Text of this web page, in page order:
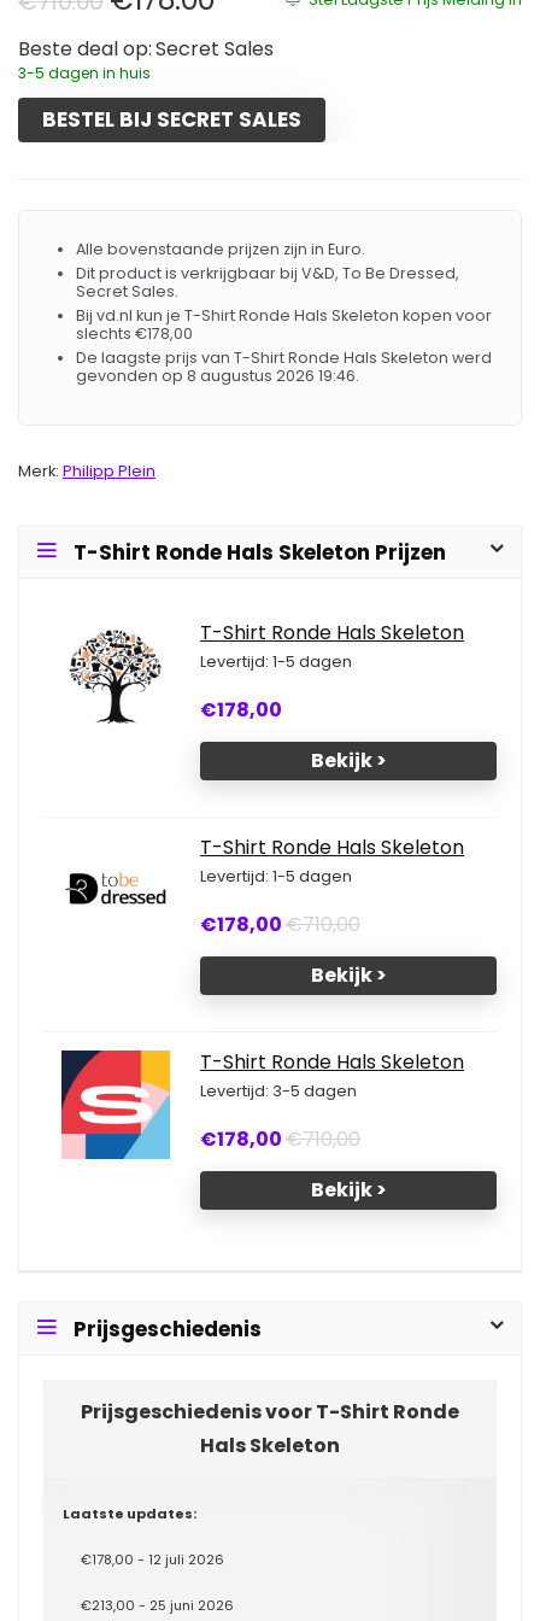
Beste deal op: Secret Sales
3-5 dagen in huis
BESTEL BIJ SECRET SALES
Alle bovenstaande prijzen zijn in Euro.
Dit product is verkrijgbaar bij V&D, To Be Dressed,
Secret Sales.
Bij vd.nl kun je T-Shirt Ronde Hals Skeleton kopen voor
slechts €178,00
De laagste prijs van T-Shirt Ronde Hals Skeleton werd
gevonden op 8 augustus 2026 19:46.
Merk: Philipp Plein
T-Shirt Ronde Hals Skeleton Prijzen
T-Shirt Ronde Hals Skeleton
Levertijd: 1-5 dagen
€178,00
Bekijk >
T-Shirt Ronde Hals Skeleton
Levertijd: 1-5 dagen
€178,00€710,00
Bekijk >
T-Shirt Ronde Hals Skeleton
Levertijd: 3-5 dagen
€178,00€710,00
Bekijk >
Prijsgeschiedenis
Prijsgeschiedenis voor T-Shirt Ronde
Hals Skeleton
Laatste updates:
€178,00 - 12 juli 2026
€213,00 - 25 juni 2026